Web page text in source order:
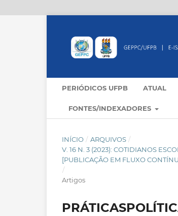
PERIÓDICOS UFPB ATUAL
FONTES/INDEXADORES
INÍCIO / ARQUIVOS /
V. 16 N. 3 (2023): COTIDIANOS
[PUBLICAÇÃO EM FLUXO
/
Artigos